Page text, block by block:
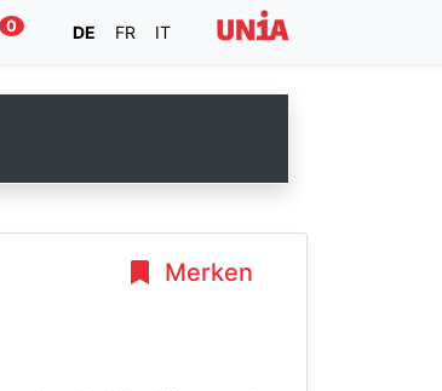
0 DE FR IT
Merken